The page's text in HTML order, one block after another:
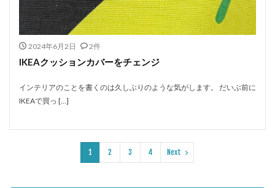
2024年6月2日 2件
IKEAクッションカバーをチェンジ
インテリアのことを書くのは久しぶりのような気がします。 だいぶ前に
IKEAで買っ […]
1 2 3 4 Next